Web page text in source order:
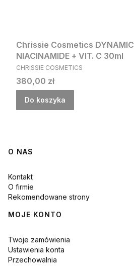
Chrissie Cosmetics DYNAMIC
NIACINAMIDE + VIT. C 30ml
PRODUCENT
CHRISSIE COSMETICS
Cena
380,00 zł
Do koszyka
Linki w stopce
O NAS
Kontakt
O firmie
Rekomendowane strony
MOJE KONTO
Twoje zamówienia
Ustawienia konta
Przechowalnia